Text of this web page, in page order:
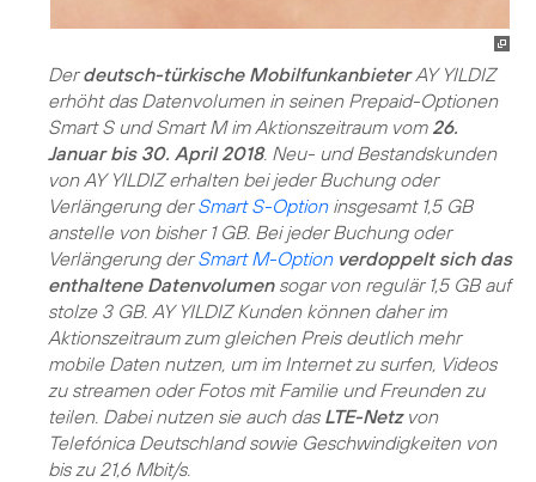
Derdeutsch-türkische MobilfunkanbieterAY YILDIZ
erhöht das Datenvolumen in seinen Prepaid-Optionen
Smart S und Smart M im Aktionszeitraum vom 26.
Januar bis 30. April 2018. Neu- und Bestandskunden
von AY YILDIZ erhalten bei jeder Buchung oder
Verlängerung derSmart S-Optioninsgesamt 1,5 GB
anstelle von bisher 1 GB. Bei jeder Buchung oder
Verlängerung derSmart M-Optionverdoppelt sich das
enthaltene Datenvolumensogar von regulär 1,5 GB auf
stolze 3 GB. AY YILDIZ Kunden können daher im
Aktionszeitraum zum gleichen Preis deutlich mehr
mobile Daten nutzen, um im Internet zu surfen, Videos
zu streamen oder Fotos mit Familie und Freunden zu
teilen. Dabei nutzen sie auch das LTE-Netzvon
Telefónica Deutschland sowie Geschwindigkeiten von
bis zu 21,6 Mbit/s.